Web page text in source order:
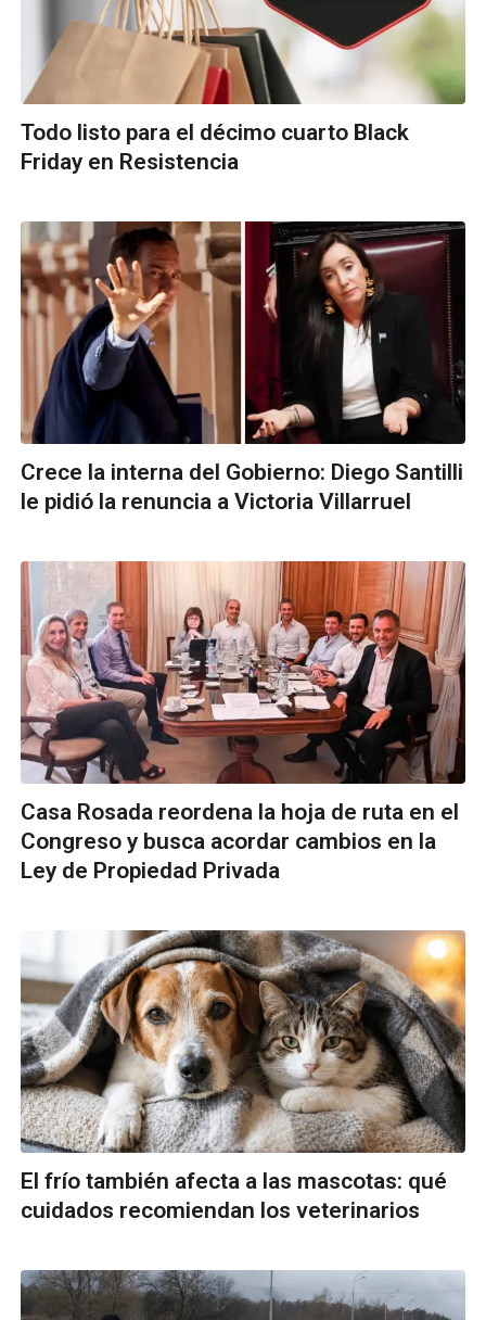
Todo listo para el décimo cuarto Black
Friday en Resistencia
Crece la interna del Gobierno: Diego Santilli
le pidió la renuncia a Victoria Villarruel
Casa Rosada reordena la hoja de ruta en el
Congreso y busca acordar cambios en la
Ley de Propiedad Privada
El frío también afecta a las mascotas: qué
cuidados recomiendan los veterinarios